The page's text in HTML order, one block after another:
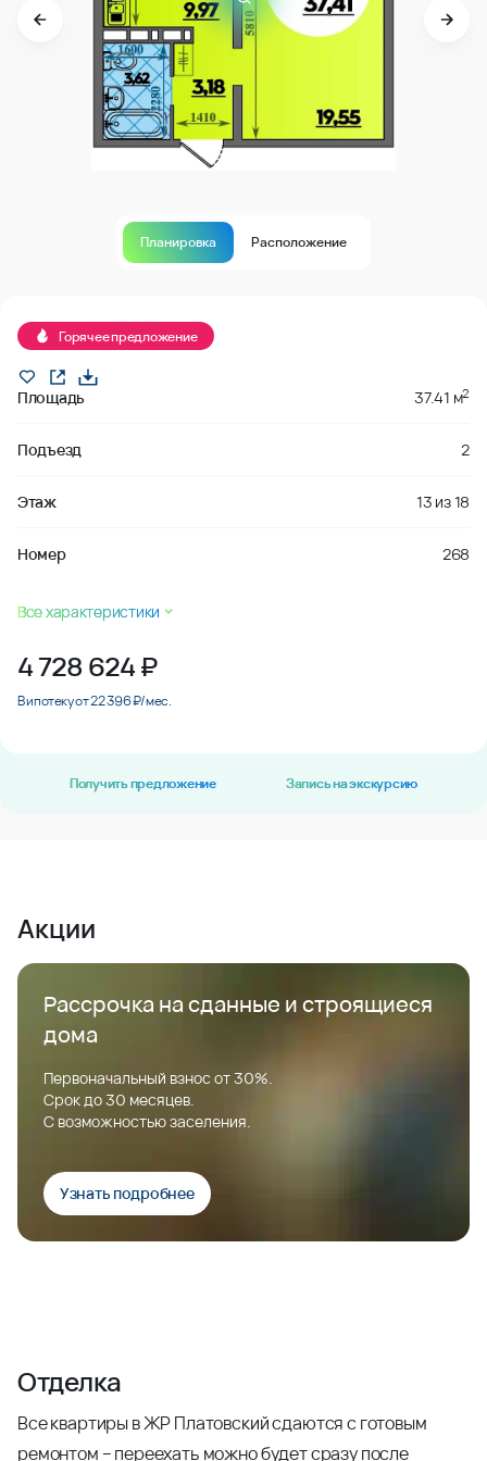
Планировка Расположение
Горячее предложение
Площадь 37.41 м2
Подъезд 2
Этаж 13 из18
Номер 268
Все характеристики
4 728 624₽
В ипотеку от 22 396 ₽/мес.
Получить предложение Запись на экскурсию
Акции
Рассрочка на сданные и строящиеся
дома
Первоначальный взнос от 30%.
Срок до 30 месяцев.
С возможностью заселения.
Узнать подробнее
Отделка
Все квартиры в ЖР Платовский сдаются с готовым
ремонтом – переехать можно будет сразу после